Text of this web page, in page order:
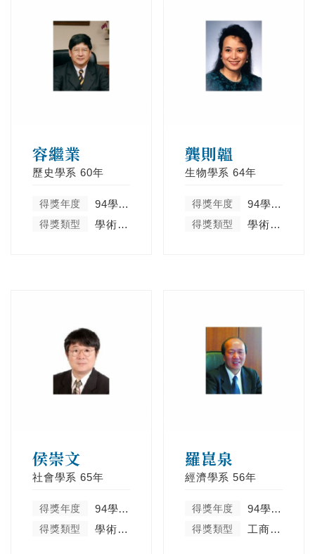
容繼業
歷史學系 60年
得獎年度 94學年度
得獎類型 學術卓越類
龔則韞
生物學系 64年
得獎年度 94學年度
得獎類型 學術卓越類
侯崇文
社會學系 65年
得獎年度 94學年度
得獎類型 學術卓越類
羅崑泉
經濟學系 56年
得獎年度 94學年度
得獎類型 工商菁英類